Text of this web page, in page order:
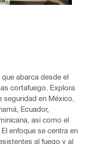
abarca desde el
cortafuego. Explora
en México,
Ecuador,
así como el
enfoque se centra en
al fuego y al